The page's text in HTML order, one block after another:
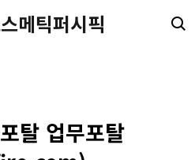
메틱퍼시픽
탈 업무포탈